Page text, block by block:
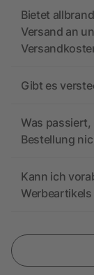
Bietet
Versand an
Gibt es
Was
Bestellung
Kann ich